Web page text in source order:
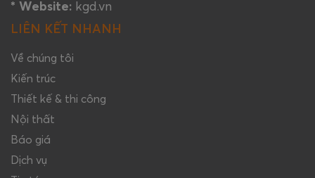
* Website: kgd.vn
LIÊN KẾT NHANH
Về chúng tôi
Kiến trúc
Thiết kế & thi công
Nội thất
Báo giá
Dịch vụ